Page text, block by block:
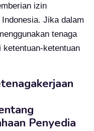
izin
Jika dalam
tenaga
ketentuan
Penyedia